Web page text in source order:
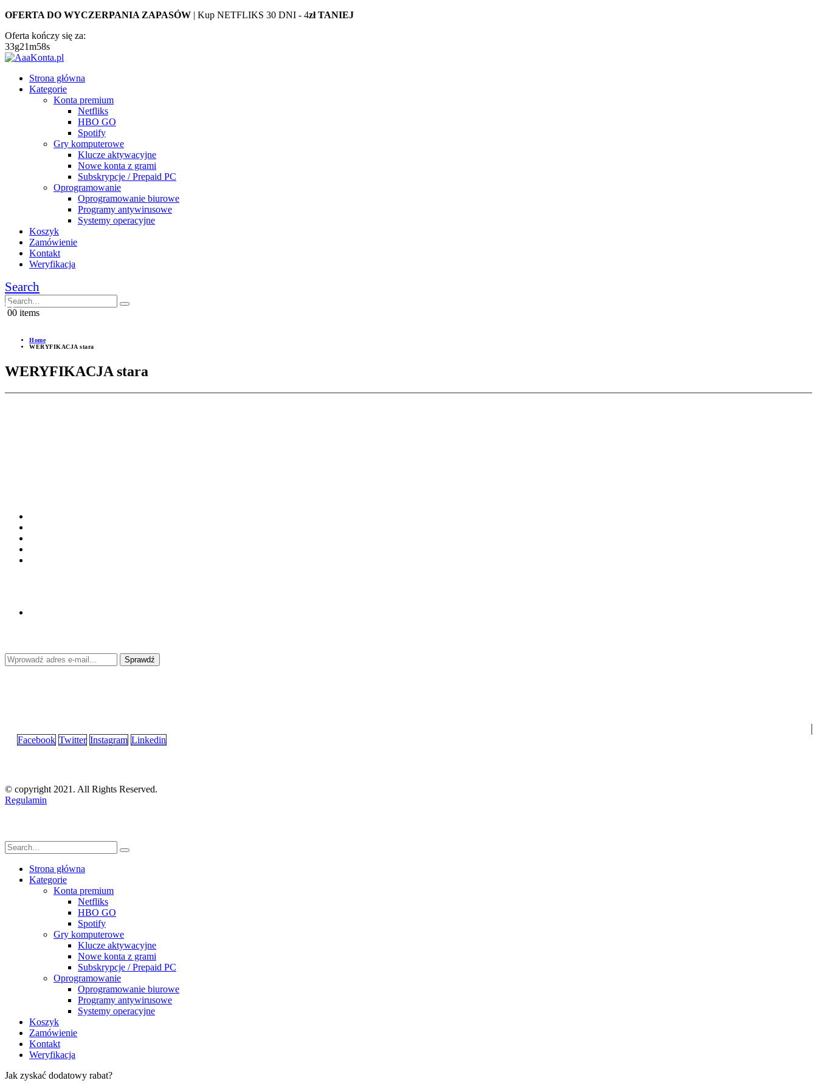
OFERTA DO WYCZERPANIA ZAPASÓW | Kup NETFLIKS 30 DNI - 4zł TANIEJ
Oferta kończy się za:
33g21m58s
Strona główna
Kategorie
Konta premium
Netfliks
HBO GO
Spotify
Gry komputerowe
Klucze aktywacyjne
Nowe konta z grami
Subskrypcje / Prepaid PC
Oprogramowanie
Oprogramowanie biurowe
Programy antywirusowe
Systemy operacyjne
Koszyk
Zamówienie
Kontakt
Weryfikacja
Search
00 items
Home
WERYFIKACJA stara
WERYFIKACJA stara
Sprawdź
Facebook Twitter Instagram Linkedin
© copyright 2021. All Rights Reserved.
Regulamin
Strona główna
Kategorie
Konta premium
Netfliks
HBO GO
Spotify
Gry komputerowe
Klucze aktywacyjne
Nowe konta z grami
Subskrypcje / Prepaid PC
Oprogramowanie
Oprogramowanie biurowe
Programy antywirusowe
Systemy operacyjne
Koszyk
Zamówienie
Kontakt
Weryfikacja
Jak zyskać dodatowy rabat?